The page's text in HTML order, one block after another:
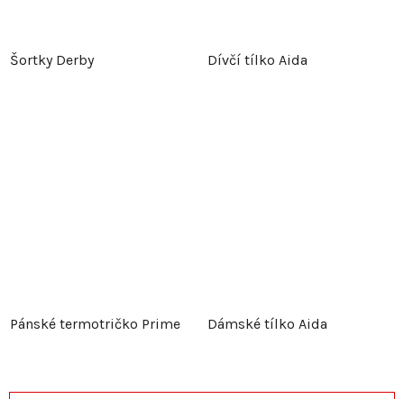
Šortky Derby Dívčí tílko Aida
Pánské termotričko Prime Dámské tílko Aida